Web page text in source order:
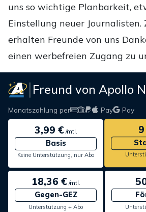
uns so wichtige Planbarkeit,
Einstellung neuer Journalisten.
erhalten Freunde von uns
einen werbefreien Zugang zu
Freund von Apollo
Monatszahlung per Pay Pay
3,99 €/mtl.
Basis
Keine Unterstützung, nur Abo
18,36 €/mtl.
Gegen-GEZ
Unterstützung + Abo